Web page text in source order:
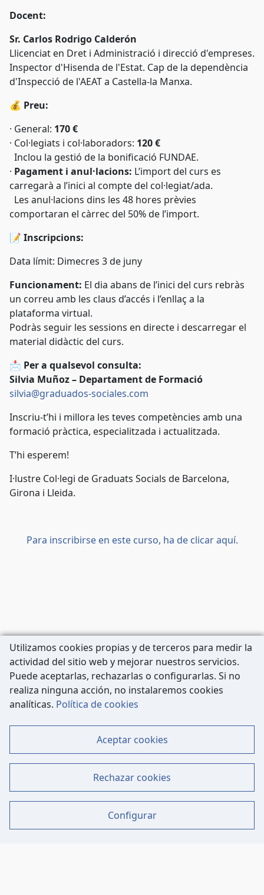
Docent:
Sr. Carlos Rodrigo Calderón
Llicenciat en Dret i Administració i direcció d'empreses.
Inspector d'Hisenda de l'Estat. Cap de la dependència
d'Inspecció de l'AEAT a Castella-la Manxa.
💰 Preu:
· General: 170 €
· Col·legiats i col·laboradors: 120 €
Inclou la gestió de la bonificació FUNDAE.
· Pagament i anul·lacions: L’import del curs es
carregarà a l’inici al compte del col·legiat/ada.
Les anul·lacions dins les 48 hores prèvies
comportaran el càrrec del 50% de l’import.
📝 Inscripcions:
Data límit: Dimecres 3 de juny
Funcionament: El dia abans de l’inici del curs rebràs
un correu amb les claus d’accés i l’enllaç a la
plataforma virtual.
Podràs seguir les sessions en directe i descarregar el
material didàctic del curs.
📩 Per a qualsevol consulta:
Silvia Muñoz – Departament de Formació
silvia@graduados-sociales.com
Inscriu-t’hi i millora les teves competències amb una
formació pràctica, especialitzada i actualitzada.
T’hi esperem!
I·lustre Col·legi de Graduats Socials de Barcelona,
Girona i Lleida.
Para inscribirse en este curso, ha de clicar aquí.
Carrer de Còrsega, 227
Tel: 933 63 33 80
Mapa Web
Política de Cookies
Aviso Legal - Política de Privacidad
Utilizamos cookies propias y de terceros para medir la
actividad del sitio web y mejorar nuestros servicios.
Puede aceptarlas, rechazarlas o configurarlas. Si no
realiza ninguna acción, no instalaremos cookies
analíticas. Política de cookies
Aceptar cookies
Rechazar cookies
Configurar